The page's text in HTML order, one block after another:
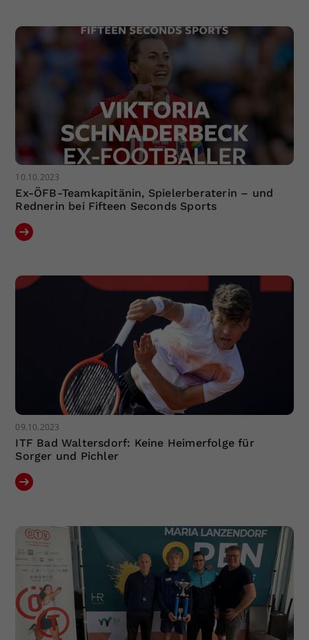
10.10.2023
Ex-ÖFB-Teamkapitänin, Spielerberaterin – und
Rednerin bei Fifteen Seconds Sports
09.10.2023
ITF Bad Waltersdorf: Keine Heimerfolge für
Sorger und Pichler
Einstellungen. Unter anderem eine
zufällig generierte ID, für die
historische Speicherung Ihrer
vorgenommen Einstellungen, falls der
Webseiten-Betreiber dies eingestellt
hat.